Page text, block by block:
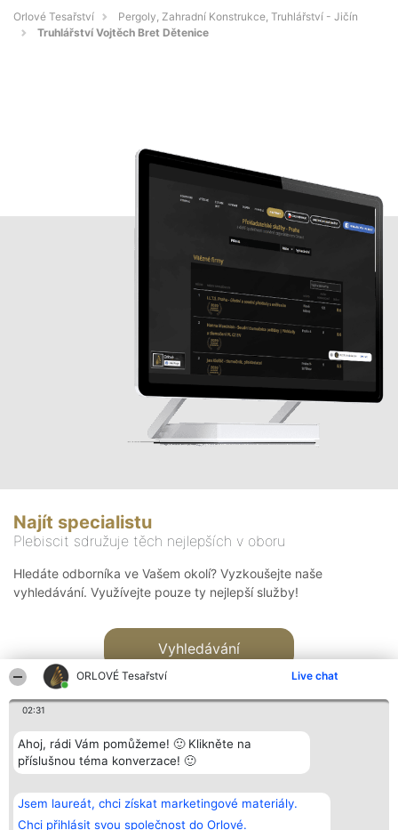
ORLOVÉ Tesařství Live chat
02:31
Ahoj, rádi Vám pomůžeme! 🙂 Klikněte na
příslušnou téma konverzace! 🙂
Jsem laureát, chci získat marketingové materiály.
Chci přihlásit svou společnost do Orlové.
Orlové Tesařství
Pergoly, Zahradní Konstrukce, Truhlářství - Jičín
Truhlářství Vojtěch Bret Dětenice
Najít specialistu
Plebiscit sdružuje těch nejlepších v oboru
Hledáte odborníka ve Vašem okolí? Vyzkoušejte naše
vyhledávání. Využívejte pouze ty nejlepší služby!
Vyhledávání
Bright Side Solutions sp. z o.
o. sp. k.
ul. Ruska 22
Vítězové
Seznam všech
laureátů
Kontakt